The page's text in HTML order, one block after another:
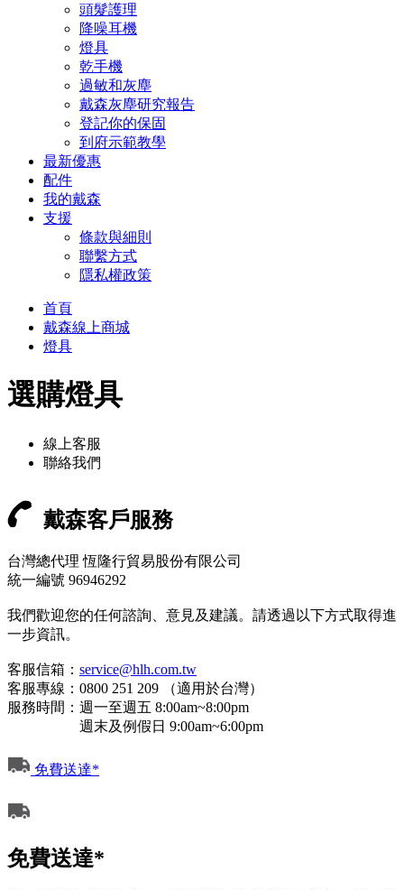
頭髮護理
降噪耳機
燈具
乾手機
過敏和灰塵
戴森灰塵研究報告
登記你的保固
到府示範教學
最新優惠
配件
我的戴森
支援
條款與細則
聯繫方式
隱私權政策
首頁
戴森線上商城
燈具
選購燈具
線上客服
聯絡我們
戴森客戶服務
台灣總代理 恆隆行貿易股份有限公司
統一編號 96946292
我們歡迎您的任何諮詢、意見及建議。請透過以下方式取得進
一步資訊。
客服信箱： service@hlh.com.tw
客服專線：0800 251 209 （適用於台灣）
服務時間：週一至週五 8:00am~8:00pm
週末及例假日 9:00am~6:00pm
免費送達*
免費送達*